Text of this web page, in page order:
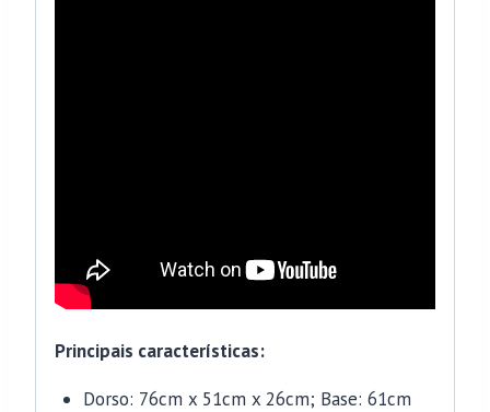
Principais características:
Dorso: 76cm x 51cm x 26cm; Base: 61cm